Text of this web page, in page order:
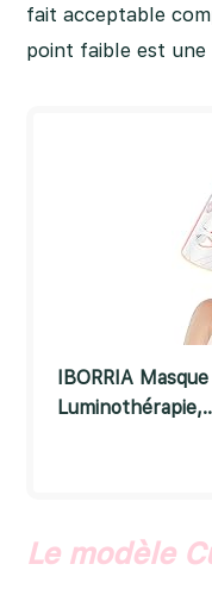
fait acceptable
point faible est
IBORRIA
Le modèle